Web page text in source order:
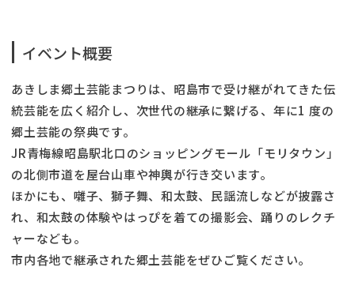
イベント概要
あきしま郷土芸能まつりは、昭島市で受け継がれてきた伝
統芸能を広く紹介し、次世代の継承に繋げる、年に1 度の
郷土芸能の祭典です。
JR青梅線昭島駅北口のショッピングモール「モリタウン」
の北側市道を屋台山車や神輿が行き交います。
ほかにも、囃子、獅子舞、和太鼓、民謡流しなどが披露さ
れ、和太鼓の体験やはっぴを着ての撮影会、踊りのレクチ
ャーなども。
市内各地で継承された郷土芸能をぜひご覧ください。